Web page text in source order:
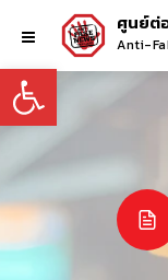
Open toolbar
ศูนย์ต่
Anti-